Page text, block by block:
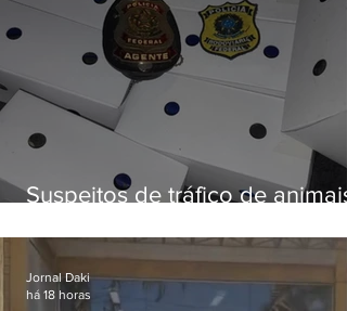
Suspeitos de tráfico de animais
aves
Jornal Daki
há 18 horas